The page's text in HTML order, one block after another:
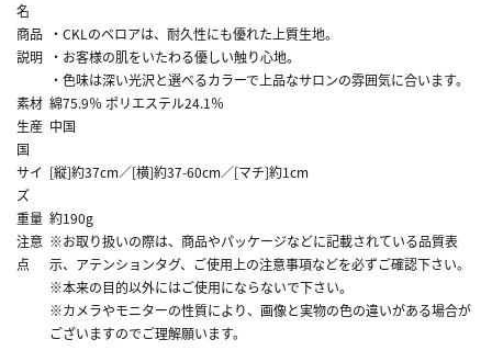
名
商品
説明
・CKLのベロアは、耐久性にも優れた上質生地。
・お客様の肌をいたわる優しい触り心地。
・色味は深い光沢と選べるカラーで上品なサロンの雰囲気に合います。
素材 綿75.9％ ポリエステル24.1％
生産
国
中国
サイ
ズ
[縦]約37cm／[横]約37-60cm／[マチ]約1cm
重量 約190g
注意
点
※お取り扱いの際は、商品やパッケージなどに記載されている品質表
示、アテンションタグ、ご使用上の注意事項などを必ずご確認下さい。
※本来の目的以外にはご使用にならないで下さい。
※カメラやモニターの性質により、画像と実物の色の違いがある場合が
ございますのでご理解願います。